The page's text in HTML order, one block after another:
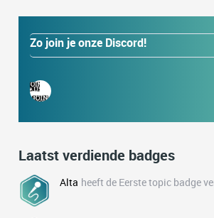
Zo join je onze Discord!
Laatst verdiende badges
Alta heeft de Eerste topic badge